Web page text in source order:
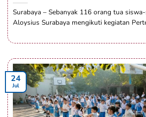
Surabaya – Sebanyak 116 orang tua
Aloysius Surabaya mengikuti kegiatan
24
Jul